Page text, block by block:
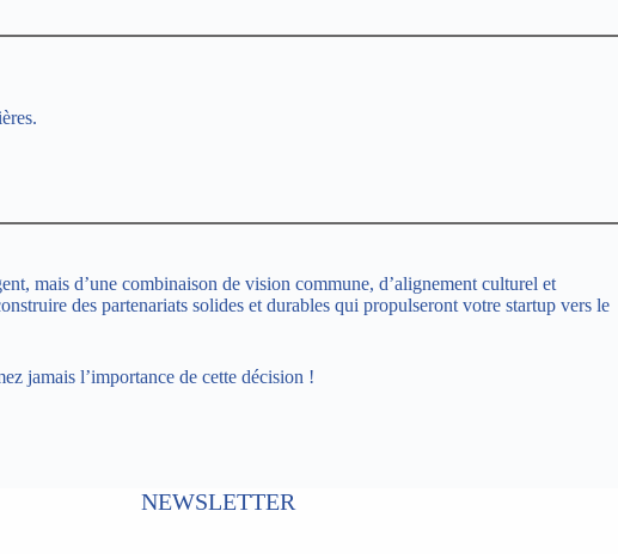
mais d’une combinaison de vision commune, d’alignement culturel et
des partenariats solides et durables qui propulseront votre startup vers le
jamais l’importance de cette décision !
NEWSLETTER